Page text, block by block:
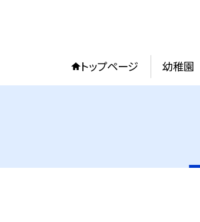
トップページ 幼稚園